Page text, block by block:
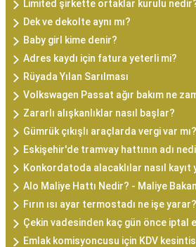
Limited şirkette ortaklar kurulu
Dek ve dekolte aynı mı?
Baby girl kime denir?
Adres kaydı için fatura yeterli mi?
Rüyada Yılan Sarılması
Volkswagen Passat ağır bakım ne
Zararlı alışkanlıklar nasıl başlar?
Gümrük çıkışlı araçlarda vergi var mı?
Eskişehir'de tramvay hattının adı
Konkordatoda alacaklılar nasıl kayıt
Alo Maliye Hattı Nedir? - Maliye
Fırın ısı ayar termostadı ne işe yarar?
Çekin vadesinden kaç gün önce iptal
Emlak komisyoncusu için KDV